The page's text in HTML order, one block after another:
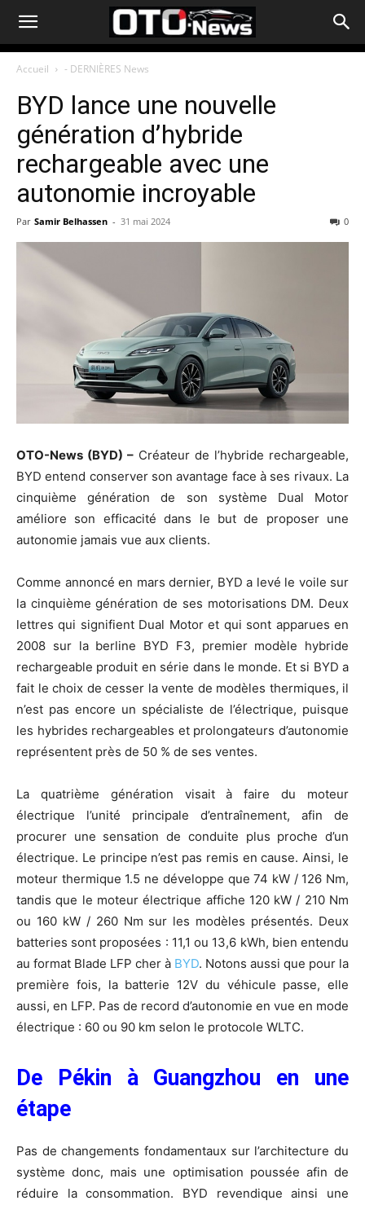
Accueil - DERNIÈRES News
BYD lance une nouvelle
génération d’hybride
rechargeable avec une
autonomie incroyable
Par Samir Belhassen - 31 mai 2024 0
OTO-News (BYD) – Créateur de l’hybride rechargeable,
BYD entend conserver son avantage face à ses rivaux. La
cinquième génération de son système Dual Motor
améliore son efficacité dans le but de proposer une
autonomie jamais vue aux clients.
Comme annoncé en mars dernier, BYD a levé le voile sur
la cinquième génération de ses motorisations DM. Deux
lettres qui signifient Dual Motor et qui sont apparues en
2008 sur la berline BYD F3, premier modèle hybride
rechargeable produit en série dans le monde. Et si BYD a
fait le choix de cesser la vente de modèles thermiques, il
n’est pas encore un spécialiste de l’électrique, puisque
les hybrides rechargeables et prolongateurs d’autonomie
représentent près de 50 % de ses ventes.
La quatrième génération visait à faire du moteur
électrique l’unité principale d’entraînement, afin de
procurer une sensation de conduite plus proche d’un
électrique. Le principe n’est pas remis en cause. Ainsi, le
moteur thermique 1.5 ne développe que 74 kW / 126 Nm,
tandis que le moteur électrique affiche 120 kW / 210 Nm
ou 160 kW / 260 Nm sur les modèles présentés. Deux
batteries sont proposées : 11,1 ou 13,6 kWh, bien entendu
au format Blade LFP cher à BYD. Notons aussi que pour la
première fois, la batterie 12V du véhicule passe, elle
aussi, en LFP. Pas de record d’autonomie en vue en mode
électrique : 60 ou 90 km selon le protocole WLTC.
De Pékin à Guangzhou en une
étape
Pas de changements fondamentaux sur l’architecture du
système donc, mais une optimisation poussée afin de
réduire la consommation. BYD revendique ainsi une